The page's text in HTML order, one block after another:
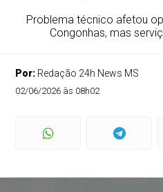
Problema técnico afetou
Congonhas, mas
Por: Redação 24h News MS
02/06/2026 às 08h02